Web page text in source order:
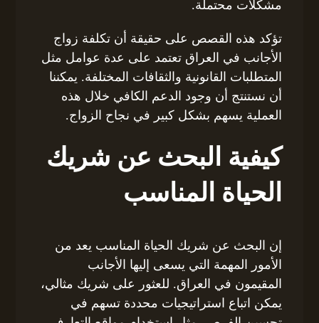
مشكلات محتملة.
تؤكد هذه القصص على حقيقة أن تكلفة زواج
الأجانب في العراق تعتمد على عدة عوامل مثل
المتطلبات القانونية والثقافات المختلفة. يمكننا
أن نستنتج أن وجود الدعم الكافي خلال هذه
العملية يسهم بشكل كبير في نجاح الزواج.
كيفية البحث عن شريك
الحياة المناسب
إن البحث عن شريك الحياة المناسب يعد من
الأمور المهمة التي يسعى إليها الأجانب
المقيمون في العراق. للعثور على شريك مثالي،
يمكن اتباع استراتيجيات محددة تسهم في